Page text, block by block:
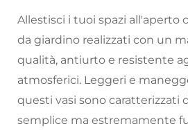
Allestisci i tuoi spazi all'aperto
da giardino realizzati con un
qualità, antiurto e resistente
atmosferici. Leggeri e
questi vasi sono caratterizzati
semplice ma estremamente